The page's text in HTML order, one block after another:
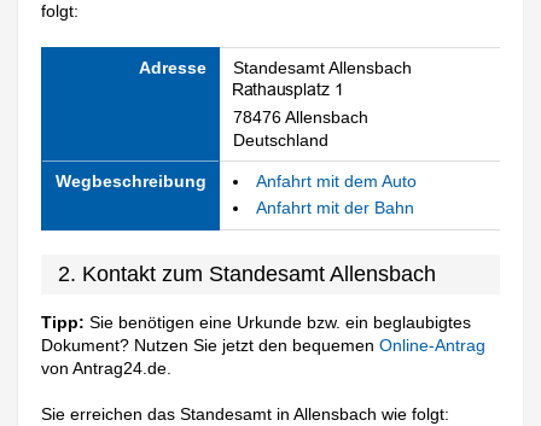
folgt:
Adresse Standesamt Allensbach
78476 Allensbach
Deutschland
Wegbeschreibung
Anfahrt mit dem Auto
Anfahrt mit der Bahn
2. Kontakt zum Standesamt Allensbach
Tipp: Sie benötigen eine Urkunde bzw. ein beglaubigtes
Dokument? Nutzen Sie jetzt den bequemenOnline-Antrag
von Antrag24.de.
Sie erreichen das Standesamt in Allensbach wie folgt: